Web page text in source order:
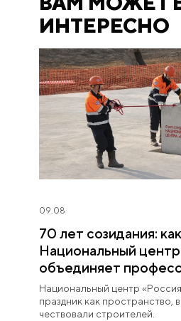
ИНТЕРЕСНО
09.08
70 лет созидания: как
Национальный
объединяет
строительной
Национальный центр
праздник как пространство,
чествовали строителей.